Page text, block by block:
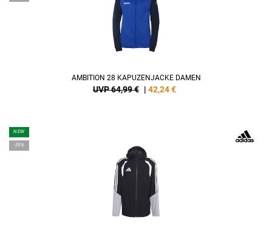
AMBITION 28 KAPUZENJACKE DAMEN
UVP 64,99 € | 42,24€
NEW
-35%